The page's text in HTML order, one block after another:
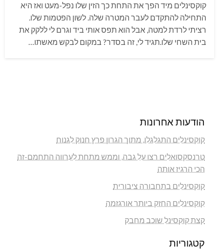
קוקסינלים מיד הפך את התחת כך הזין שלו נפל-מעט ואז היא
התחילה להתקדם לעבר המטרה שלה. לשון הפטמות שלו.
רציתי לרדת למטה, אבל הוא תפס אותי ביד וגרם לי ללקק את
בית השחי שלו.תגיד לי, זה בסדר? במקום לבקש מאשתו…
הודעות אחרונות
קוקסינלים התגלגלו, מתוך הגרון פרץ חנוק לגנוח
טרנסקסואלים רצו על גבה, וממש מתחת לערווה התחמם-זה
הכי הרגיז אותה
קוקסינלים בתחבורה ציבורית
קוקסינלים החזק ביותר אורגזמה
קצת קוקסינל שוכב מחבק
קטגוריות